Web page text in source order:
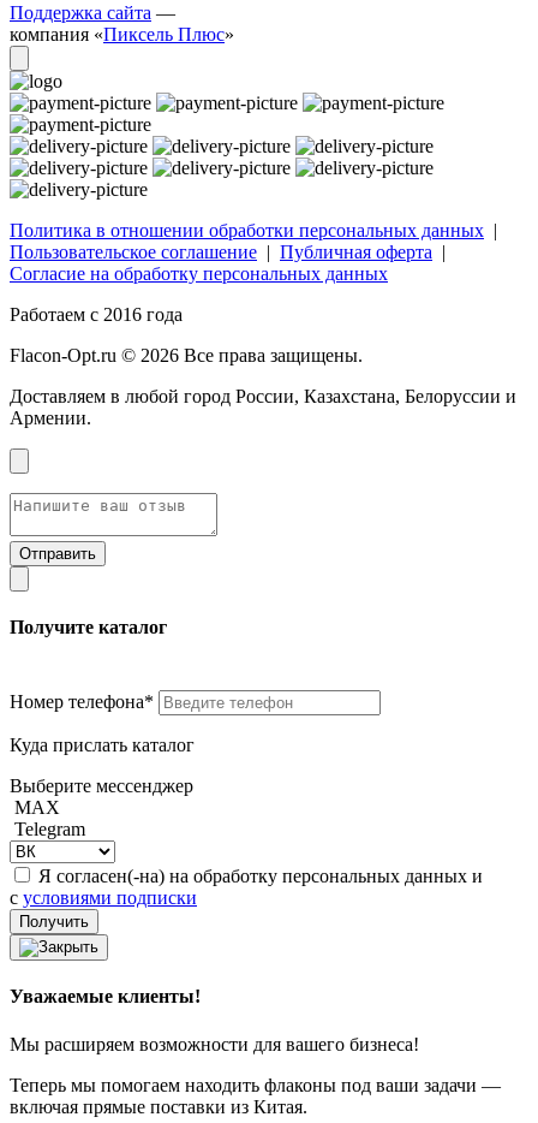
Поддержка сайта —
компания «Пиксель Плюс»
Политика в отношении обработки персональных данных |
Пользовательское соглашение | Публичная оферта |
Согласие на обработку персональных данных
Работаем с 2016 года
Flacon-Opt.ru © 2026 Все права защищены.
Доставляем в любой город России, Казахстана, Белоруссии и
Армении.
Получите каталог
Номер телефона*
Куда прислать каталог
Выберите мессенджер
MAX
Telegram
Я согласен(-на) на обработку персональных данных и
с условиями подписки
Уважаемые клиенты!
Мы расширяем возможности для вашего бизнеса!
Теперь мы помогаем находить флаконы под ваши задачи —
включая прямые поставки из Китая.